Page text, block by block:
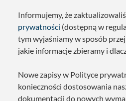
Informujemy, że
prywatności (dostępną w
tym wyjaśniamy w sposób
jakie informacje zbieramy i
Nowe zapisy w Polityce
konieczności dostosowania
dokumentacji do nowych